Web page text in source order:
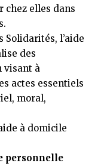
chez elles dans
Solidarités, l’aide
des
visant à
actes essentiels
moral,
à domicile
personnelle